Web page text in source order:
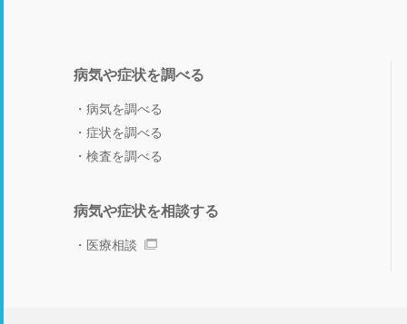
病気や症状を調べる
病気を調べる
症状を調べる
検査を調べる
病気や症状を相談する
医療相談